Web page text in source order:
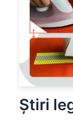
Știri